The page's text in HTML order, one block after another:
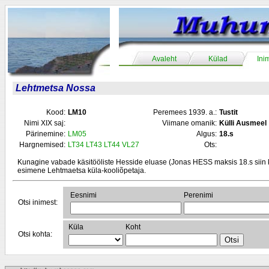
Avaleht Külad
Lehtmetsa Nossa
Kood: LM10 Peremees 1939. a.: Tustit
Nimi XIX saj:
Viimane omanik: Külli Ausmeel
Pärinemine: LM05 Algus: 18.s
Hargnemised: LT34 LT43 LT44 VL27 Ots:
Kunagine vabade käsitööliste Hesside eluase (Jonas HESS maksis 18.s
esimene Lehtmaetsa küla-kooliõpetaja.
Otsi inimest:
Eesnimi Perenimi
Otsi kohta:
Küla Koht